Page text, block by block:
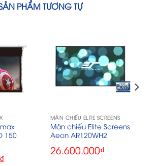
PHẨM TƯƠNG TỰ
150
₫
MÀN CHIẾU ELITE SCREENS
Màn chiếu Elite Screens
Aeon AR120WH2
26.600.000₫